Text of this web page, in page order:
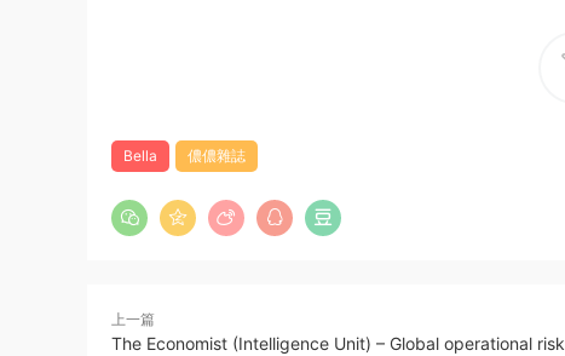
Bella 儂儂雜誌
上一篇
The Economist (Intelligence Unit) – Global operational risk